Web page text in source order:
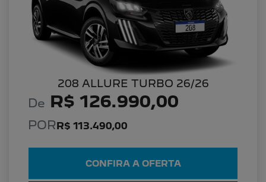
208 ALLURE TURBO 26/26
De R$ 126.990,00
PORR$ 113.490,00
CONFIRA A OFERTA